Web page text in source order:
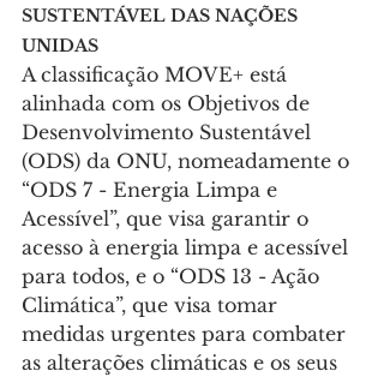
SUSTENTÁVEL DAS NAÇÕES
UNIDAS
A classificação MOVE+ está
alinhada com os Objetivos de
Desenvolvimento Sustentável
(ODS) da ONU, nomeadamente o
“ODS 7 - Energia Limpa e
Acessível”, que visa garantir o
acesso à energia limpa e acessível
para todos, e o “ODS 13 - Ação
Climática”, que visa tomar
medidas urgentes para combater
as alterações climáticas e os seus